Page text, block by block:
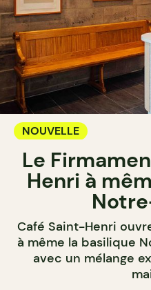
NOUVELLE
Le
Henri à
Café Saint-Henri
à même la basilique
avec un mélange